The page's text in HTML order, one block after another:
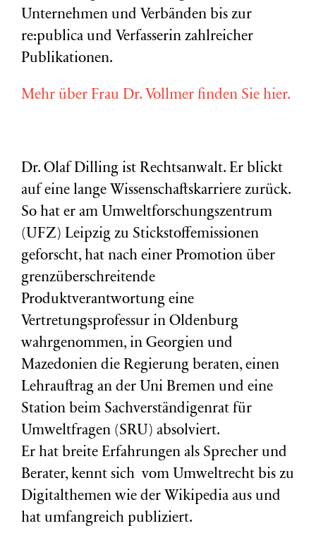
Unternehmen und Verbänden bis zur
re:publica und Verfasserin zahlreicher
Publikationen.
Mehr über Frau Dr. Vollmer finden Sie hier.
Dr. Olaf Dilling ist Rechtsanwalt. Er blickt
auf eine lange Wissenschaftskarriere zurück.
So hat er am Umweltforschungszentrum
(UFZ) Leipzig zu Stickstoffemissionen
geforscht, hat nach einer Promotion über
grenzüberschreitende
Produktverantwortung eine
Vertretungsprofessur in Oldenburg
wahrgenommen, in Georgien und
Mazedonien die Regierung beraten, einen
Lehrauftrag an der Uni Bremen und eine
Station beim Sachverständigenrat für
Umweltfragen (SRU) absolviert.
Er hat breite Erfahrungen als Sprecher und
Berater, kennt sich vom Umweltrecht bis zu
Digitalthemen wie der Wikipedia aus und
hat umfangreich publiziert.